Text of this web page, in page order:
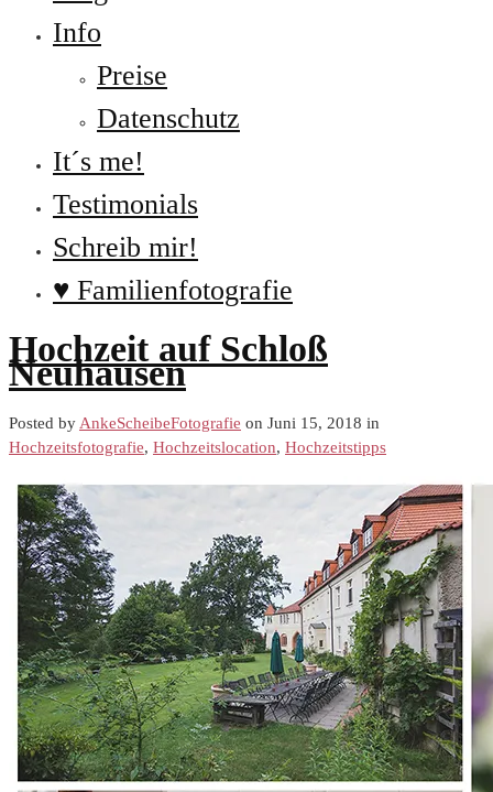
Info
Preise
Datenschutz
It´s me!
Testimonials
Schreib mir!
♥ Familienfotografie
Hochzeit auf Schloß
Neuhausen
Posted by AnkeScheibeFotografie on Juni 15, 2018 in
Hochzeitsfotografie, Hochzeitslocation, Hochzeitstipps